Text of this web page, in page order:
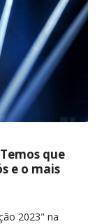
que
e o mais
2023" na